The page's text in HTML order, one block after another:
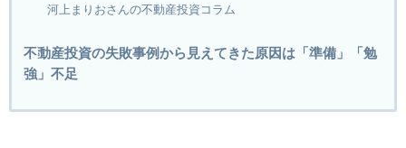
河上まりおさんの不動産投資コラム
不動産投資の失敗事例から見えてきた原因は「準備」「勉
強」不足